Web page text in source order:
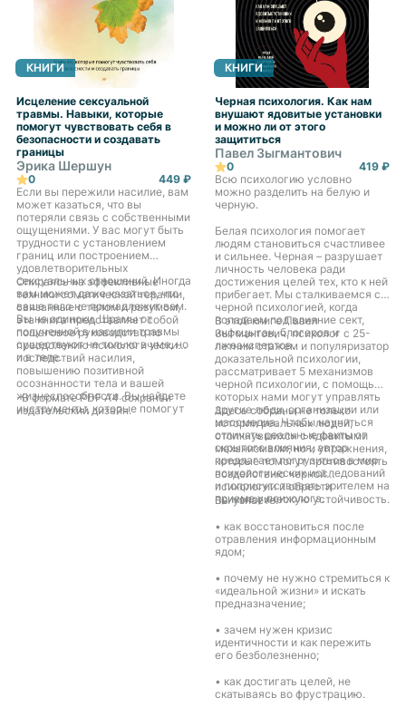
КНИГИ
Исцеление сексуальной
травмы. Навыки, которые
помогут чувствовать себя в
безопасности и создавать
границы
Эрика Шершун
0
449 ₽
Если вы пережили насилие, вам
может казаться, что вы
потеряли связь с собственными
ощущениями. У вас могут быть
трудности с установлением
границ или построением
удовлетворительных
сексуальных отношений. Иногда
вам может даже казаться, что
ваше тело не принадлежит вам.
Вы не одиноки. Шрамы от
полученной в насилии травмы
существуют не только в уме, но
и в теле.
Опираясь на эффективные
техники соматической терапии,
связанные с телом и разумом,
эта книга представляет собой
пошаговое руководство по
преодолению психологических
последствий насилия,
повышению позитивной
осознанности тела и вашей
жизнеспособности. Вы найдете
инструменты, которые помогут
-В формате PDF A4 сохранён
издательский дизайн.
КНИГИ
Черная психология. Как нам
внушают ядовитые установки
и можно ли от этого
защититься
Павел Зыгмантович
0
419 ₽
Всю психологию условно
можно разделить на белую и
черную.
Белая психология помогает
людям становиться счастливее
и сильнее. Черная – разрушает
личность человека ради
достижения целей тех, кто к ней
прибегает. Мы сталкиваемся с
черной психологией, когда
попадаем под влияние сект,
инфоцыган, блогеров и
лжеэкспертов.
В этой книге Павел
Зыгмантович, психолог с 25-
летним стажем и популяризатор
доказательной психологии,
рассматривает 5 механизмов
черной психологии, с помощью
которых нами могут управлять
другие люди, организации или
массмедиа. Чтобы научиться
отличать реальные факты от
скрытого влияния, автор
предлагает погрузиться в мир
психологических исследований
и поприсутствовать зрителем на
приеме у психолога.
Здесь собраны не только
истории реальных людей,
столкнувшихся с ядовитыми
механизмами, но и упражнения,
которые помогут противостоять
воздействию черной
психологии и обрести
психологическую устойчивость.
Вы узнаете:
• как восстановиться после
отравления информационным
ядом;
• почему не нужно стремиться к
«идеальной жизни» и искать
предназначение;
• зачем нужен кризис
идентичности и как пережить
его безболезненно;
• как достигать целей, не
скатываясь во фрустрацию.